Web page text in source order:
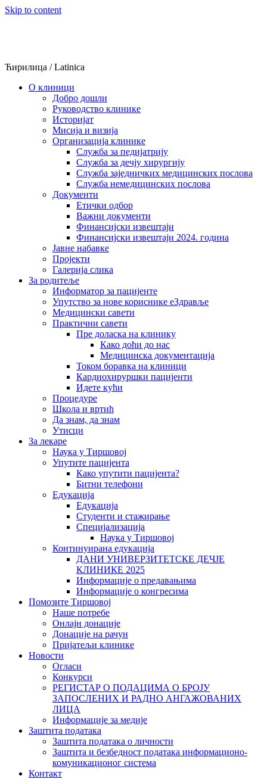
Skip to content
Ћирилица /Latinica
О клиници
Добро дошли
Руководство клинике
Историјат
Мисија и визија
Организација клинике
Служба за педијатрију
Служба за дечју хирургију
Служба заједничких медицинских послова
Служба немедицинских послова
Документи
Етички одбор
Важни документи
Финансијски извештаји
Финансијски извештаји 2024. година
Јавне набавке
Пројекти
Галерија слика
За родитеље
Информатор за пацијенте
Упутство за нове кориснике еЗдравље
Медицински савети
Практични савети
Пре доласка на клинику
Како доћи до нас
Медицинска документација
Током боравка на клиници
Кардиохируршки пацијенти
Идете кући
Процедуре
Школа и вртић
Да знам, да знам
Утисци
За лекаре
Наука у Тиршовој
Упутите пацијента
Како упутити пацијента?
Битни телефони
Едукација
Едукација
Студенти и стажирање
Специјализација
Наука у Тиршовој
Континуирана едукација
ДАНИ УНИВЕРЗИТЕТСКЕ ДЕЧЈЕ
КЛИНИКЕ 2025
Информације о предавањима
Информације о конгресима
Помозите Тиршовој
Наше потребе
Онлајн донације
Донације на рачун
Пријатељи клинике
Новости
Огласи
Конкурси
РЕГИСТАР О ПОДАЦИМА О БРОЈУ
ЗАПОСЛЕНИХ И РАДНО АНГАЖОВАНИХ
ЛИЦА
Информације за медије
Заштита података
Заштита података о личности
Заштита и безбедност података информационо-
комуникационог система
Контакт